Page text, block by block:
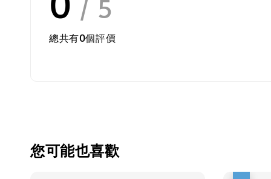
/ 5
總共有0個評價
您可能也喜歡